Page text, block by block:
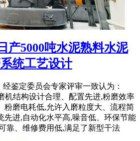
产5000吨水泥熟料水泥
统工艺设计
经鉴定委员会专家评审一致认为：
机结构设计合理、配置先进,粉磨效率
粉磨电耗低,允许入磨粒度大、流程简
先进,自动化水平高,噪音低、环保节能
靠、维修费用低,满足了新型干法